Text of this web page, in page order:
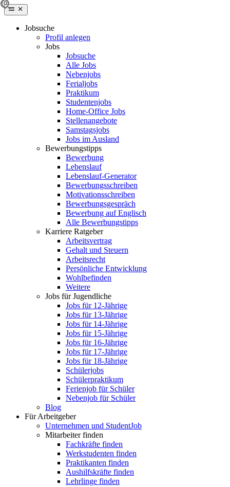
Jobsuche
Profil anlegen
Jobs
Jobsuche
Alle Jobs
Nebenjobs
Ferialjobs
Praktikum
Studentenjobs
Home-Office Jobs
Stellenangebote
Samstagsjobs
Jobs im Ausland
Bewerbungstipps
Bewerbung
Lebenslauf
Lebenslauf-Generator
Bewerbungsschreiben
Motivationsschreiben
Bewerbungsgespräch
Bewerbung auf Englisch
Alle Bewerbungstipps
Karriere Ratgeber
Arbeitsvertrag
Gehalt und Steuern
Arbeitsrecht
Persönliche Entwicklung
Wohlbefinden
Weitere
Jobs für Jugendliche
Jobs für 12-Jährige
Jobs für 13-Jährige
Jobs für 14-Jährige
Jobs für 15-Jährige
Jobs für 16-Jährige
Jobs für 17-Jährige
Jobs für 18-Jährige
Schülerjobs
Schülerpraktikum
Ferienjob für Schüler
Nebenjob für Schüler
Blog
Für Arbeitgeber
Unternehmen und StudentJob
Mitarbeiter finden
Fachkräfte finden
Werkstudenten finden
Praktikanten finden
Aushilfskräfte finden
Lehrlinge finden